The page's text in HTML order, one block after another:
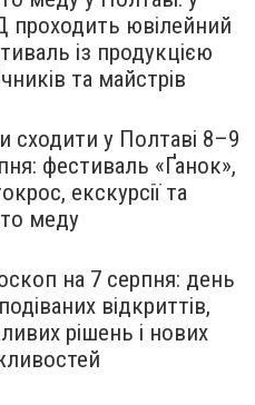
проходить ювілейний
із продукцією
та майстрів
сходити у Полтаві 8–9
фестиваль «Ґанок»,
екскурсії та
меду
на 7 серпня: день
відкриттів,
рішень і нових